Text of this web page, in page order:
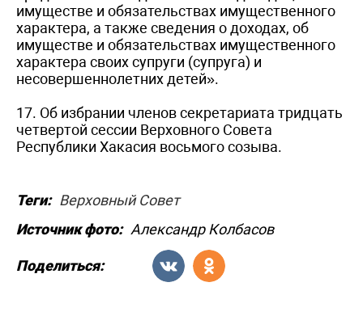
имуществе и обязательствах имущественного
характера, а также сведения о доходах, об
имуществе и обязательствах имущественного
характера своих супруги (супруга) и
несовершеннолетних детей».
17. Об избрании членов секретариата тридцать
четвертой сессии Верховного Совета
Республики Хакасия восьмого созыва.
Теги: Верховный Совет
Источник фото: Александр Колбасов
Поделиться: